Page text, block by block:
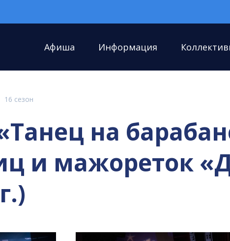
Афиша Информация
16 сезон
на
и мажореток